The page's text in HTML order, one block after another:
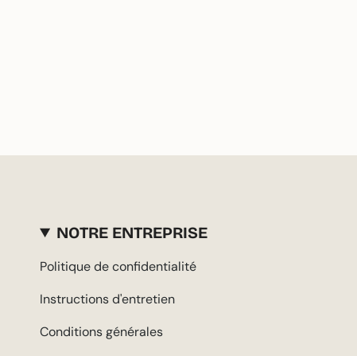
NOTRE ENTREPRISE
Politique de confidentialité
Instructions d'entretien
Conditions générales